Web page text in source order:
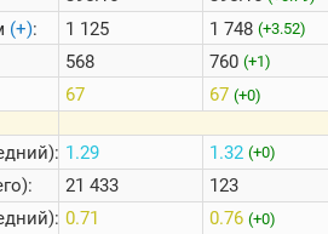
(+):
1 125
568
67
1.29
21 433
0.71
1 748 (+3.52)
760 (+1)
67 (+0)
1.32 (+0)
123
0.76 (+0)